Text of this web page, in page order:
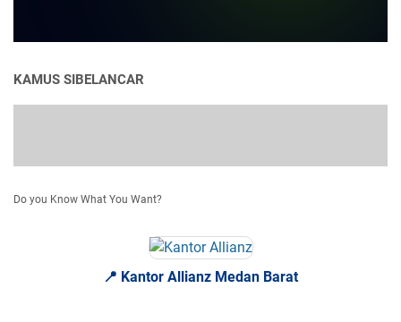
KAMUS SIBELANCAR